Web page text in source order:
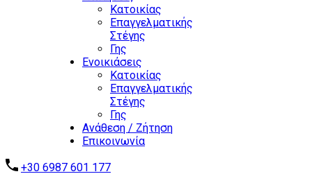
Κατοικίας
Επαγγελματικής
Στέγης
Γης
Ενοικιάσεις
Κατοικίας
Επαγγελματικής
Στέγης
Γης
Ανάθεση / Ζήτηση
Επικοινωνία
+30 6987 601 177
ΞΕΝΟΔΟΧΕΙΑ -
ΑΠΟΘΗΚΕΣ -
ΒΙΟΜΗΧΑΝΙΚΑ